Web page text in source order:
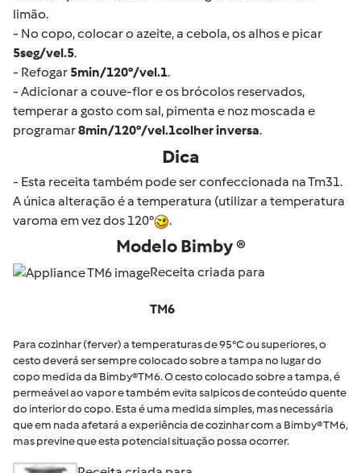
limão.
- No copo, colocar o azeite, a cebola, os alhos e picar
5seg/vel.5.
- Refogar 5min/120°/vel.1.
- Adicionar a couve-flor e os brócolos reservados,
temperar a gosto com sal, pimenta e noz moscada e
programar8min/120°/vel.1colher inversa.
Dica
- Esta receita também pode ser confeccionada na Tm31.
A única alteração é a temperatura (utilizar a temperatura
varoma em vez dos 120°
.
Modelo Bimby ®
Receita criada para
TM6
Para cozinhar (ferver) a temperaturas de 95°C ou superiores, o
cesto deverá ser sempre colocado sobre a tampa no lugar do
copo medida da Bimby®TM6. O cesto colocado sobre a tampa, é
permeável ao vapor e também evita salpicos de conteúdo quente
do interior do copo. Esta é uma medida simples, mas necessária
que em nada afetará a experiência de cozinhar com a Bimby® TM6,
mas previne que esta potencial situação possa ocorrer.